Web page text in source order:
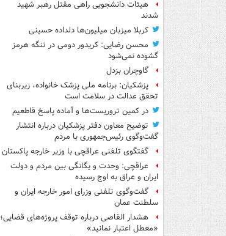
هیئات دانشجویی راهی مقتل رهبر شهید
شدند
کربلا میزبان میلیون‌ها دلداده حسینی
محسن رضایی: کریدور دومی در تنگه هرمز
گشوده نمی‌شود
گاوچران بزدل
پزشکیان: برنامه ملی پزشک خانواده، زیربنای
تحقق عدالت در سلامت است
در کمین تروریست‌ها و آماده پاسخ قاطعیم
توضیح معاون دفتر پزشکیان درباره انتشار
گفت‌وگوی رئیس‌جمهوری با مردم
گفتگوی تلفنی عراقچی با وزیر خارجه پاکستان
عراقچی: وحدت و یگانگی بین مردم و دولت
ایران و عراق به اوج رسیده
گفت‌وگوی تلفنی وزرای امور خارجه ایران و
سلطنت عمان
هشدار القاصی درباره توقف پروژه‌های قضایی؛
«معطل اعتبار نمانید»